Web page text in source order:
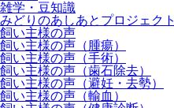
雑学・豆知識
みどりのあしあとプロジェクト
飼い主様の声
飼い主様の声（腫瘍）
飼い主様の声（手術）
飼い主様の声（歯石除去）
飼い主様の声（避妊・去勢）
飼い主様の声（輸血）